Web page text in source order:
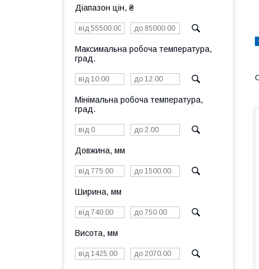
Діапазон цін, ₴
Максимальна робоча температура,
град.
Мінімальна робоча температура,
град.
Довжина, мм
Ширина, мм
Висота, мм